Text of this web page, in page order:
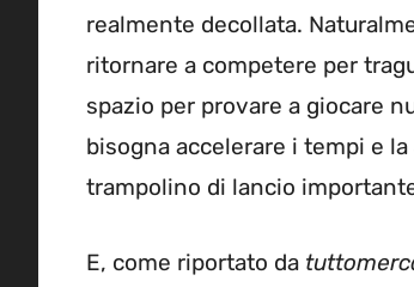
realmente decollata.
ritornare a competere per
spazio per provare a giocare
bisogna accelerare i tempi e la
trampolino di lancio
E, come riportato da